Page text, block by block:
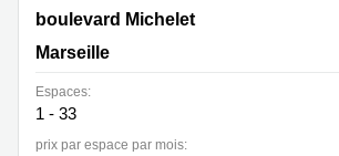
132 boulevard Michelet, Marseille
boulevard Michelet
Marseille
Espaces:
1 - 33
prix par espace par mois: